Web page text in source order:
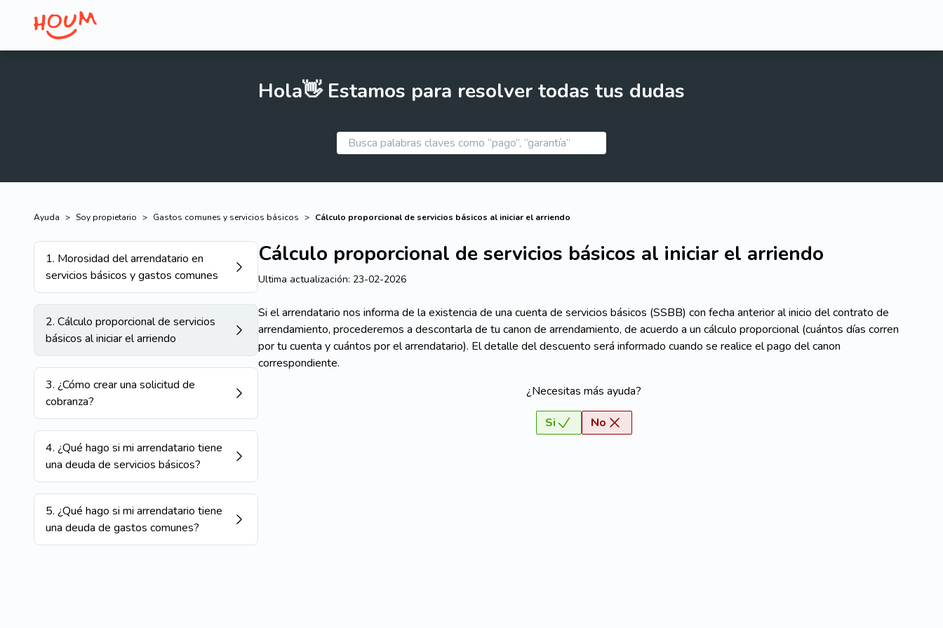
Hola👋 Estamos para resolver todas tus dudas
Ayuda > Soy propietario > Gastos comunes y servicios básicos > Cálculo proporcional de servicios básicos al iniciar el arriendo
1. Morosidad del arrendatario en
servicios básicos y gastos comunes
2. Cálculo proporcional de servicios
básicos al iniciar el arriendo
3. ¿Cómo crear una solicitud de
cobranza?
4. ¿Qué hago si mi arrendatario tiene
una deuda de servicios básicos?
5. ¿Qué hago si mi arrendatario tiene
una deuda de gastos comunes?
Cálculo proporcional de servicios básicos al iniciar el arriendo
Ultima actualización: 23-02-2026
Si el arrendatario nos informa de la existencia de una cuenta de servicios básicos (SSBB) con fecha anterior al inicio del contrato de
arrendamiento, procederemos a descontarla de tu canon de arrendamiento, de acuerdo a un cálculo proporcional (cuántos días corren
por tu cuenta y cuántos por el arrendatario). El detalle del descuento será informado cuando se realice el pago del canon
correspondiente.
¿Necesitas más ayuda?
Si No